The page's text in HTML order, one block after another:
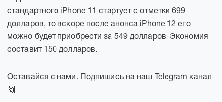
стандартного iPhone 11 стартует с отметки 699
долларов, то вскоре после анонса iPhone 12 его
можно будет приобрести за 549 долларов. Экономия
составит 150 долларов.
Оставайся с нами. Подпишись на наш Telegram канал
🙌